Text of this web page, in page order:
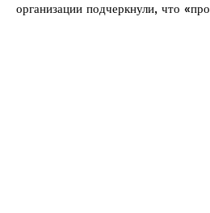
организации подчеркнули, что